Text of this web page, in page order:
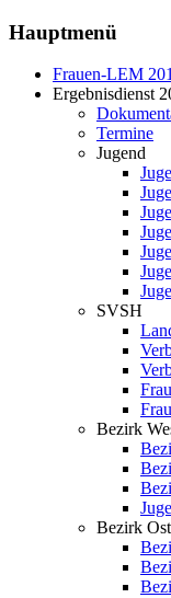
Hauptmenü
Frauen-LEM
Ergebnisdienst
Termine
Jugend
SVSH
Bezirk
Bezirk Ost